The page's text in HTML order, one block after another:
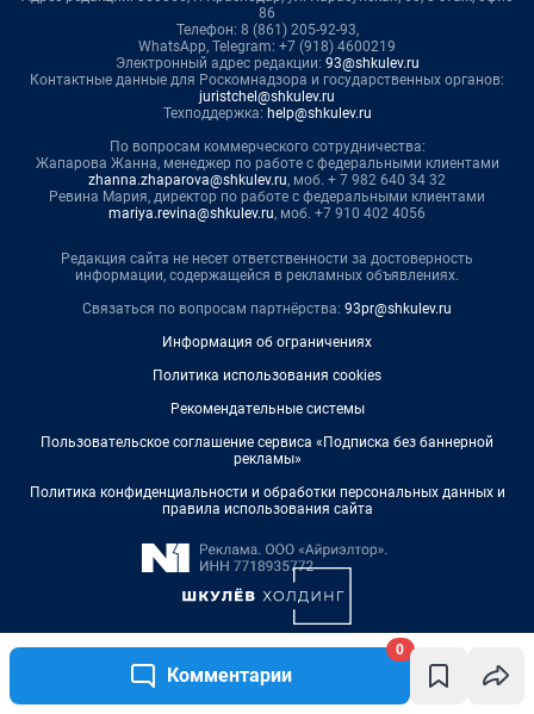
Комментарии
0